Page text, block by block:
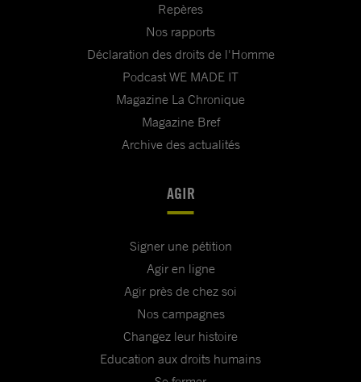
Repères
Nos rapports
Déclaration des droits de l'Homme
Podcast WE MADE IT
Magazine La Chronique
Magazine Bref
Archive des actualités
AGIR
Signer une pétition
Agir en ligne
Agir près de chez soi
Nos campagnes
Changez leur histoire
Education aux droits humains